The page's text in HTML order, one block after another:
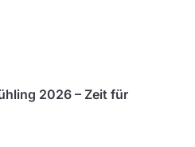
2026 – Zeit für